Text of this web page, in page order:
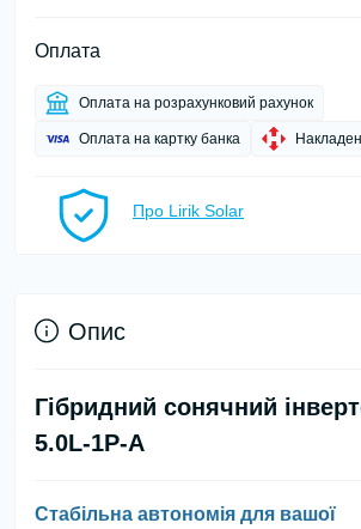
Оплата
Оплата на розрахунковий рахунок
Оплата на картку банка
Про Lirik Solar
Опис
Гібридний сонячний
5.0L-1P-A
Стабільна автономія для вашої